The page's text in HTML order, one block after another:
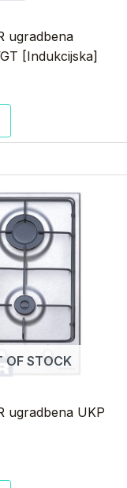
ugradbena
[Indukcijska]
OF STOCK
ugradbena UKP